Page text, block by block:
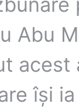
Abu
îşi